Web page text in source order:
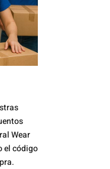
Wear
el código